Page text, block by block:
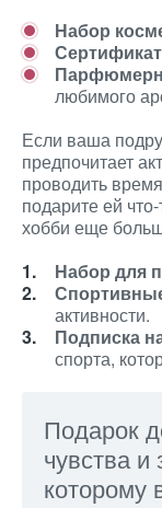
Набор
любимого
Если ваша
предпочитает
проводить
подарите ей
хобби еще
Набор для
активности.
Подписка
спорта,
Подарок
чувства и
которому